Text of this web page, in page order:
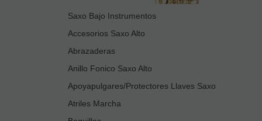
Saxo Bajo Instrumentos
Accesorios Saxo Alto
Abrazaderas
Anillo Fonico Saxo Alto
Apoyapulgares/Protectores Llaves Saxo
Atriles Marcha